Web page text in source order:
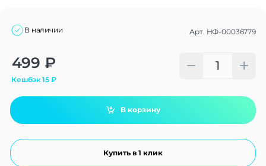
В наличии Арт. НФ-00036779
499 ₽
Кешбэк15₽
В корзину
Купить в 1 клик
Alternative: